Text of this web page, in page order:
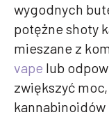
wygodnych
potężne shoty
mieszane z
vape lub
zwiększyć